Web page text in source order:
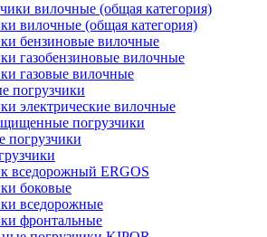
вилочные (общая категория)
бензиновые вилочные
газобензиновые вилочные
газовые вилочные
погрузчики
электрические вилочные
погрузчики
погрузчики
вседорожный ERGOS
боковые
вседорожные
фронтальные